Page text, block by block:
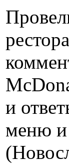
и
меню и